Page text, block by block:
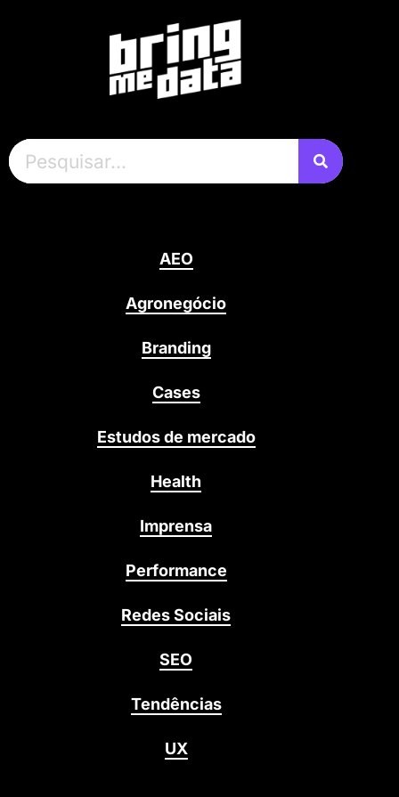
AEO
Agronegócio
Branding
Cases
Estudos de mercado
Health
Imprensa
Performance
Redes Sociais
SEO
Tendências
UX